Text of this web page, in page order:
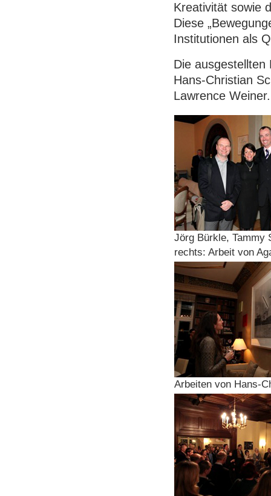
Kreativität sowie
Diese
Institutionen als
Die
Hans-Christian
Lawrence Weiner.
Jörg Bürkle, Tammy
rechts: Arbeit von
Arbeiten von Hans-